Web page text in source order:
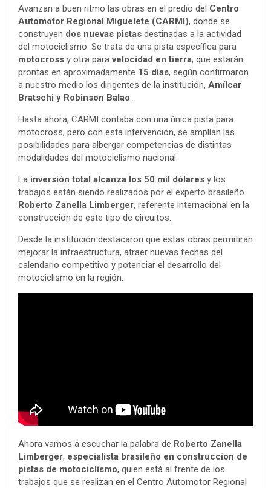
Avanzan a buen ritmo las obras en el predio del Centro
Automotor Regional Miguelete (CARMI), donde se
construyen dos nuevas pistas destinadas a la actividad
del motociclismo. Se trata de una pista específica para
motocross y otra paravelocidad en tierra, que estarán
prontas en aproximadamente 15 días, según confirmaron
a nuestro medio los dirigentes de la institución, Amílcar
Bratschi y Robinson Balao
Hasta ahora, CARMI contaba con una única pista para
motocross, pero con esta intervención, se amplían las
posibilidades para albergar competencias de distintas
modalidades del motociclismo nacional.
La inversión total alcanza los 50 mil dólares y los
trabajos están siendo realizados por el experto brasileño
Roberto Zanella Limberger, referente internacional en la
construcción de este tipo de circuitos.
Desde la institución destacaron que estas obras permitirán
mejorar la infraestructura, atraer nuevas fechas del
calendario competitivo y potenciar el desarrollo del
motociclismo en la región.
Ahora vamos a escuchar la palabra de Roberto Zanella
Limberger, especialista brasileño en construcción de
pistas de motociclismo, quien está al frente de los
trabajos que se realizan en el Centro Automotor Regional